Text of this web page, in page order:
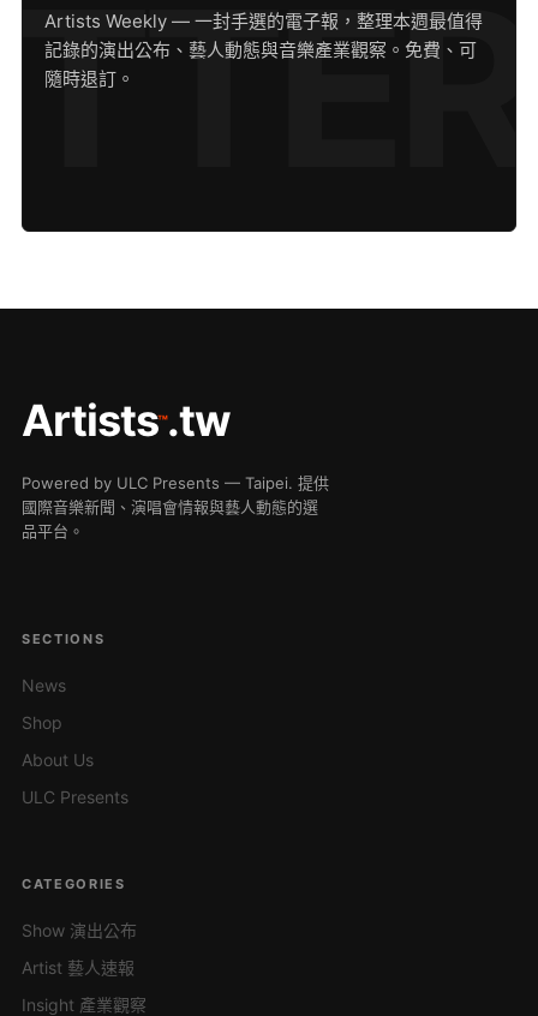
Artists Weekly — 一封手選的電子報，整理本週最值得
記錄的演出公布、藝人動態與音樂產業觀察。免費、可
隨時退訂。
Artists™.tw
Powered by ULC Presents — Taipei. 提供
國際音樂新聞、演唱會情報與藝人動態的選
品平台。
SECTIONS
News
Shop
About Us
ULC Presents
CATEGORIES
Show 演出公布
Artist 藝人速報
Insight 產業觀察